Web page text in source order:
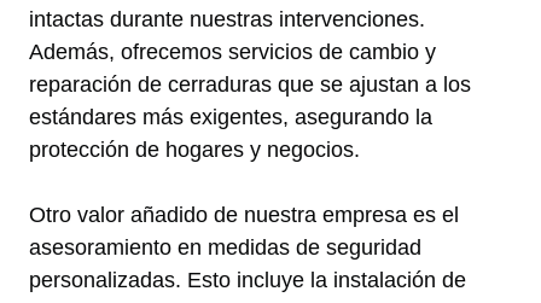
intactas durante nuestras intervenciones.
Además, ofrecemos servicios de cambio y
reparación de cerraduras que se ajustan a los
estándares más exigentes, asegurando la
protección de hogares y negocios.
Otro valor añadido de nuestra empresa es el
asesoramiento en medidas de seguridad
personalizadas. Esto incluye la instalación de